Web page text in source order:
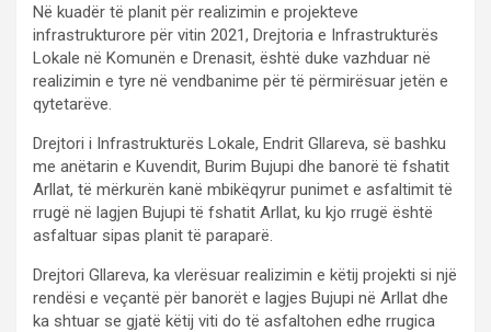
Në kuadër të planit për realizimin e projekteve
infrastrukturore për vitin 2021, Drejtoria e Infrastrukturës
Lokale në Komunën e Drenasit, është duke vazhduar në
realizimin e tyre në vendbanime për të përmirësuar jetën e
qytetarëve.
Drejtori i Infrastrukturës Lokale, Endrit Gllareva, së bashku
me anëtarin e Kuvendit, Burim Bujupi dhe banorë të fshatit
Arllat, të mërkurën kanë mbikëqyrur punimet e asfaltimit të
rrugë në lagjen Bujupi të fshatit Arllat, ku kjo rrugë është
asfaltuar sipas planit të paraparë.
Drejtori Gllareva, ka vlerësuar realizimin e këtij projekti si një
rendësi e veçantë për banorët e lagjes Bujupi në Arllat dhe
ka shtuar se gjatë këtij viti do të asfaltohen edhe rrugica